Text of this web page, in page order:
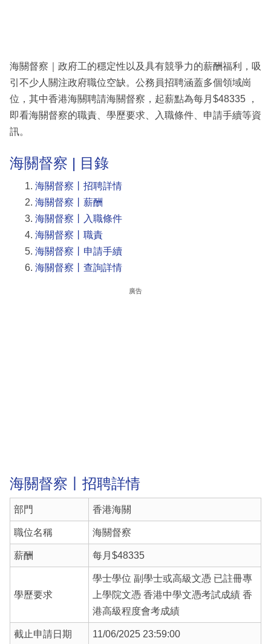
區
海關督察｜政府工的穩定性以及具有競爭力的薪酬福利，吸
引不少人關注政府職位空缺。公務員招聘涵蓋多個領域崗
位，其中香港海關聘請海關督察，起薪點為每月$48335 ，
即看海關督察的職責、學歷要求、入職條件、申請手續等資
訊。
海關督察 | 目錄
海關督察丨招聘詳情
海關督察丨薪酬
海關督察丨入職條件
海關督察丨職責
海關督察丨申請手續
海關督察丨查詢詳情
廣告
海關督察丨招聘詳情
部門 香港海關
職位名稱 海關督察
薪酬 每月$48335
學歷要求
學士學位 副學士或高級文憑 已註冊專
上學院文憑 香港中學文憑考試成績 香
港高級程度會考成績
截止申請日期 11/06/2025 23:59:00